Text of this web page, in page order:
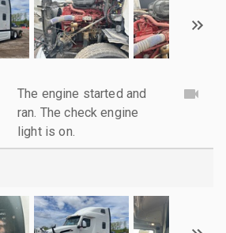
The engine started and
ran. The check engine
light is on.